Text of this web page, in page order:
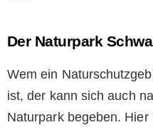
Der Naturpark
Wem ein
ist, der kann sich auch
Naturpark begeben.